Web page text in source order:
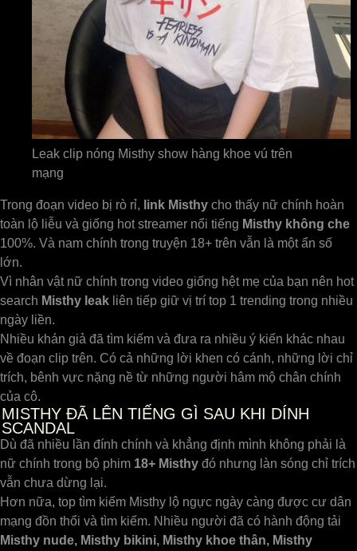
Leak clip nóng Misthy show hàng khoe vú trên
mạng
Trong đoạn video bị rò rỉ, link Misthy cho thấy nữ chính hoàn
toàn lộ liễu và giống hot streamer nổi tiếng Misthy không che
100%. Và nam chính trong truyện 18+ trên vẫn là một ẩn số
lớn.
Vì nhân vật nữ chính trong video giống hệt mẹ của bạn nên hot
search Misthy leak liên tiếp giữ vị trí top 1 trending trong nhiều
ngày liền.
Nhiều khán giả đã tìm kiếm và đưa ra nhiều ý kiến ​​khác nhau
về đoạn clip trên. Có cả những lời khen có cánh, những lời chỉ
trích, bênh vực nặng nề từ những người hâm mộ chân chính
của cô.
MISTHY ĐÃ LÊN TIẾNG GÌ SAU KHI DÍNH
SCANDAL
Dù đã nhiều lần đính chính và khẳng định mình không phải là
nữ chính trong bộ phim 18+ Misthy đó nhưng làn sóng chỉ trích
vẫn chưa dừng lại.
Hơn nữa, top tìm kiếm Misthy lộ ngực ngày càng được cư dân
mạng đồn thổi và tìm kiếm. Nhiều người đã có hành động tải
Misthy nude, Misthy bikini, Misthy khoe thân, Misthy